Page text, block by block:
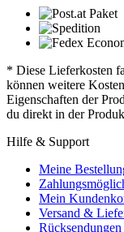
* Diese Lieferkosten
können weitere
Eigenschaften der
du direkt in der
Hilfe & Support
Meine
Mein
Versand &